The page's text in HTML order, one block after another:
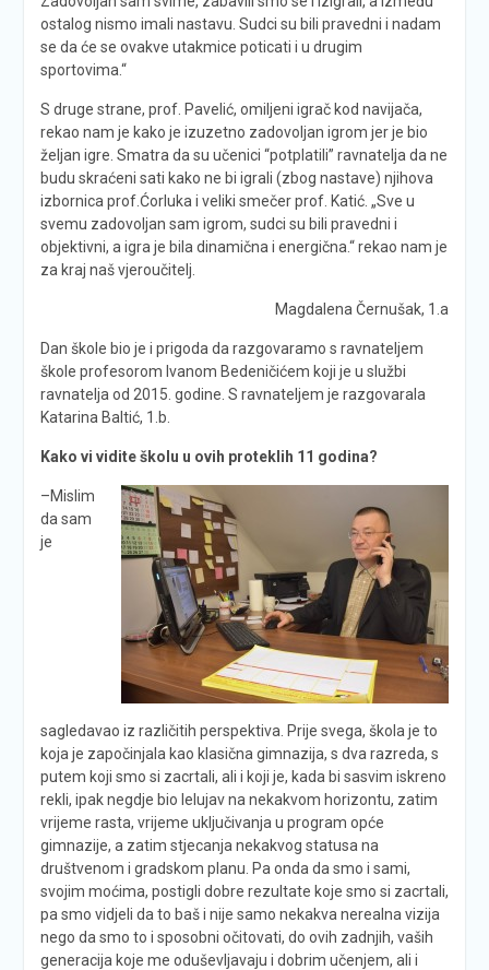
ostalog nismo imali nastavu. Sudci su bili pravedni i nadam
se da će se ovakve utakmice poticati i u drugim
sportovima.“
S druge strane, prof. Pavelić, omiljeni igrač kod navijača,
rekao nam je kako je izuzetno zadovoljan igrom jer je bio
željan igre. Smatra da su učenici “potplatili” ravnatelja da ne
budu skraćeni sati kako ne bi igrali (zbog nastave) njihova
izbornica prof.Ćorluka i veliki smečer prof. Katić. „Sve u
svemu zadovoljan sam igrom, sudci su bili pravedni i
objektivni, a igra je bila dinamična i energična.“ rekao nam je
za kraj naš vjeroučitelj.
Magdalena Černušak, 1.a
Dan škole bio je i prigoda da razgovaramo s ravnateljem
škole profesorom Ivanom Bedeničićem koji je u službi
ravnatelja od 2015. godine. S ravnateljem je razgovarala
Katarina Baltić, 1.b.
Kako vi vidite školu u ovih proteklih 11 godina?
–Mislim
da sam
je
sagledavao iz različitih perspektiva. Prije svega, škola je to
koja je započinjala kao klasična gimnazija, s dva razreda, s
putem koji smo si zacrtali, ali i koji je, kada bi sasvim iskreno
rekli, ipak negdje bio lelujav na nekakvom horizontu, zatim
vrijeme rasta, vrijeme uključivanja u program opće
gimnazije, a zatim stjecanja nekakvog statusa na
društvenom i gradskom planu. Pa onda da smo i sami,
svojim moćima, postigli dobre rezultate koje smo si zacrtali,
pa smo vidjeli da to baš i nije samo nekakva nerealna vizija
nego da smo to i sposobni očitovati, do ovih zadnjih, vaših
generacija koje me oduševljavaju i dobrim učenjem, ali i